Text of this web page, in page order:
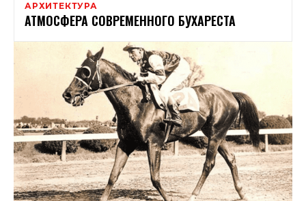
АРХИТЕКТУРА
АТМОСФЕРА СОВРЕМЕННОГО БУХАРЕСТА